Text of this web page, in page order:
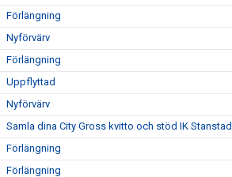
Förlängning
Nyförvärv
Förlängning
Uppflyttad
Nyförvärv
Samla dina City Gross kvitto och stöd IK Stanstad
Förlängning
Förlängning